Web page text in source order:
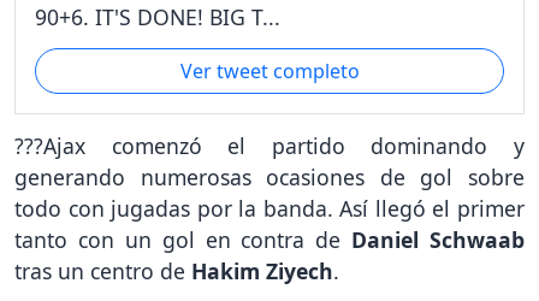
90+6. IT'S DONE! BIG T...
Ver tweet completo
???Ajax comenzó el partido dominando y
generando numerosas ocasiones de gol sobre
todo con jugadas por la banda. Así llegó el primer
tanto con un gol en contra de Daniel Schwaab
tras un centro de Hakim Ziyech.